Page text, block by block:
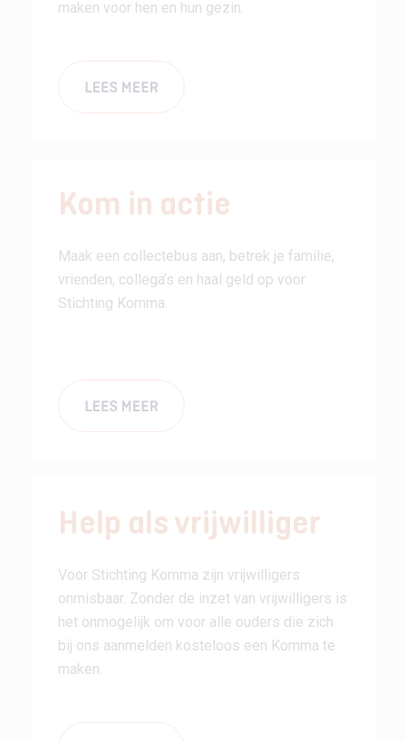
maken voor hen en hun gezin.
Kom in actie
Maak een collectebus aan, betrek je familie,
vrienden, collega’s en haal geld op voor
Stichting Komma.
Help als vrijwilliger
Voor Stichting Komma zijn vrijwilligers
onmisbaar. Zonder de inzet van vrijwilligers is
het onmogelijk om voor alle ouders die zich
bij ons aanmelden kosteloos een Komma te
maken.